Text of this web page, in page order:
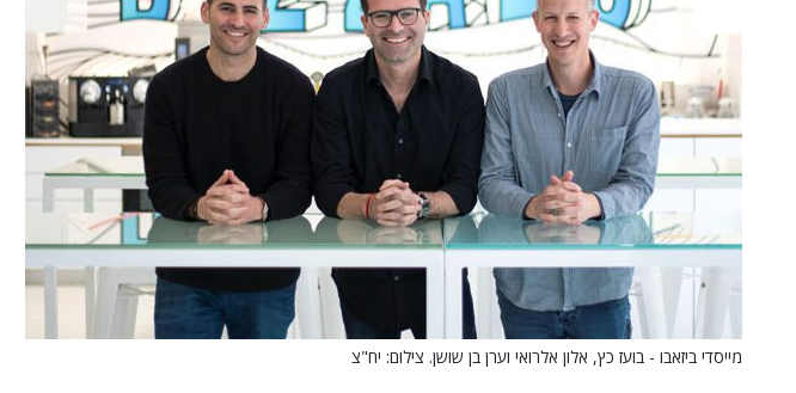
מייסדי ביזאבו - בועז כץ, אלון אלרואי וערן בן שושן. צילום: יח"צ